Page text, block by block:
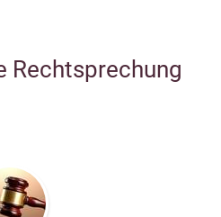
Rechtsprechung